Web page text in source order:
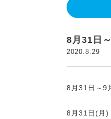
8月31日
2020.8.29
8月31日～9
8月31日(月)